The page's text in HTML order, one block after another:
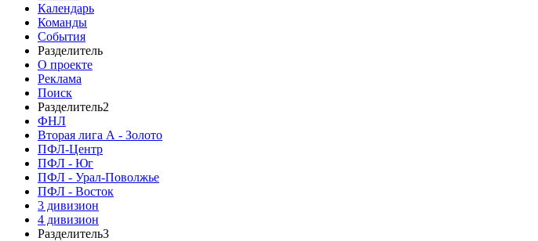
Календарь
Команды
События
Разделитель
О проекте
Реклама
Поиск
Разделитель2
ФНЛ
Вторая лига А - Золото
ПФЛ-Центр
ПФЛ - Юг
ПФЛ - Урал-Поволжье
ПФЛ - Восток
3 дивизион
4 дивизион
Разделитель3